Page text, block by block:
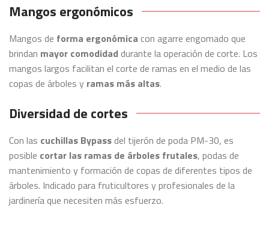
Mangos ergonómicos
Mangos de forma ergonómica con agarre engomado que
brindan mayor comodidaddurante la operación de corte. Los
mangos largos facilitan el corte de ramas en el medio de las
copas de árboles y ramas más altas.
Diversidad de cortes
Con las cuchillas Bypassdel tijerón de poda PM-30, es
posible cortar las ramas de árboles frutales, podas de
mantenimiento y formación de copas de diferentes tipos de
árboles. Indicado para fruticultores y profesionales de la
jardinería que necesiten más esfuerzo.